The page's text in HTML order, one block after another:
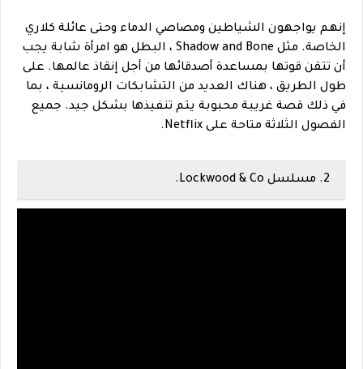
إنهم يواجهون الشياطين ومصاصي الدماء وحتى عائلة كلاري
الخاصة. مثل Shadow and Bone ، البطل هو امرأة شابة يجب
أن تتقن قوتها بمساعدة أصدقائها من أجل إنقاذ عالمها. على
طول الطريق ، هناك العديد من التشابكات الرومانسية ، بما
في ذلك قصة غريبة محبوبة يتم تنفيذها بشكل جيد. جميع
الفصول الثلاثة متاحة على Netflix.
2. مسلسل Lockwood & Co.